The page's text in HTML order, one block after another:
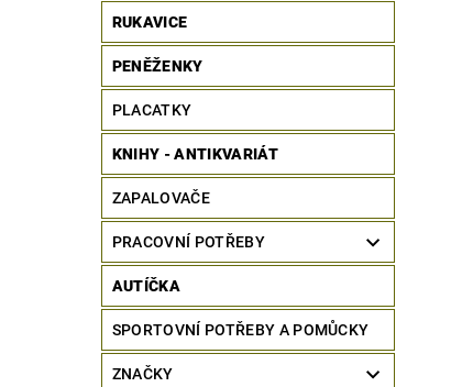
RUKAVICE
PENĚŽENKY
PLACATKY
KNIHY - ANTIKVARIÁT
ZAPALOVAČE
PRACOVNÍ POTŘEBY
AUTÍČKA
SPORTOVNÍ POTŘEBY A POMŮCKY
ZNAČKY